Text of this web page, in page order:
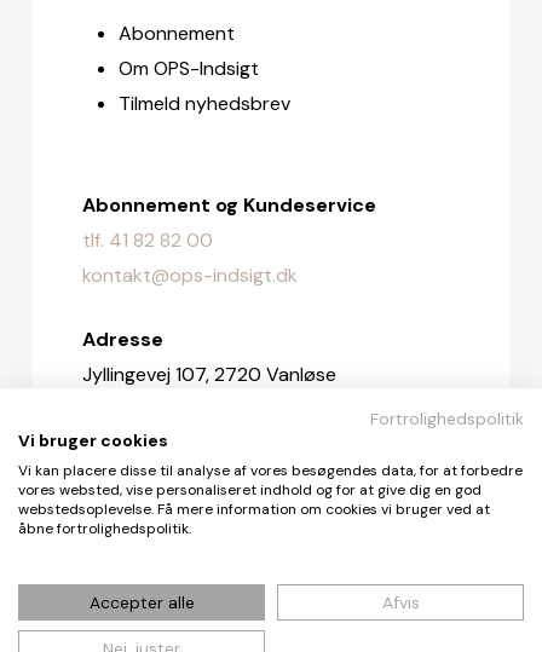
Abonnement
Om OPS-Indsigt
Tilmeld nyhedsbrev
Abonnement og Kundeservice
tlf. 41 82 82 00
kontakt@ops-indsigt.dk
Adresse
Jyllingevej 107, 2720 Vanløse
Redaktionen
redaktionen@ops-indsigt.dk
© De Fire Vinde ApS 2026
Fortrolighedspolitik
Vi bruger cookies
Vi kan placere disse til analyse af vores besøgendes data, for at forbedre
vores websted, vise personaliseret indhold og for at give dig en god
webstedsoplevelse. Få mere information om cookies vi bruger ved at
åbne fortrolighedspolitik.
Accepter alle Afvis